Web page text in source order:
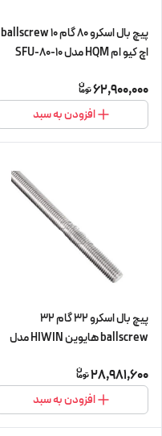
پیچ بال اسکرو 80 گام 10 ballscrew
اچ کیو ام HQM مدل SFU-80-10
62,900,000
افزودن به سبد
پیچ بال اسکرو 32 گام 32
ballscrew هایوین HIWIN مدل
cnc سی ان سی)
28,981,600
افزودن به سبد